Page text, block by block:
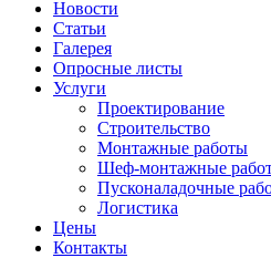
Новости
Статьи
Галерея
Опросные листы
Услуги
Проектирование
Строительство
Монтажные работы
Шеф-монтажные
Пусконаладочные
Логистика
Цены
Контакты